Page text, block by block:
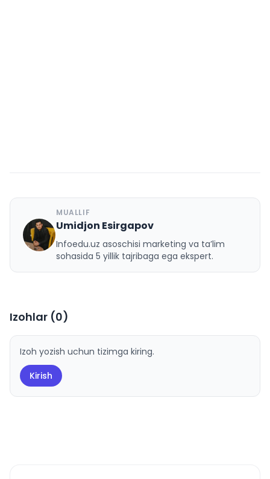
U
MUALLIF
Umidjon Esirgapov
Infoedu.uz asoschisi marketing va ta’lim
sohasida 5 yillik tajribaga ega ekspert.
Izohlar (0)
Izoh yozish uchun tizimga kiring.
Kirish